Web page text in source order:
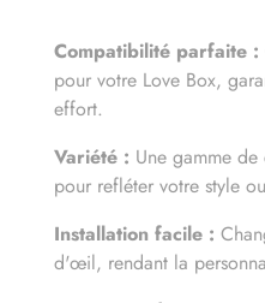
Compatibilité parfaite :
pour votre Love Box,
effort.
Variété : Une gamme
pour refléter votre style
Installation facile :
d'œil, rendant la